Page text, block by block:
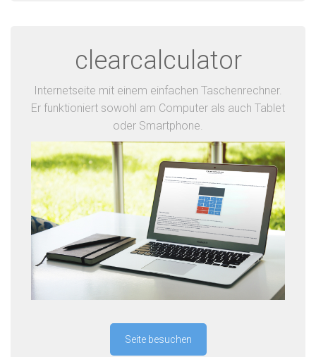
clearcalculator
Internetseite mit einem einfachen Taschenrechner.
Er funktioniert sowohl am Computer als auch Tablet
oder Smartphone.
Seite besuchen